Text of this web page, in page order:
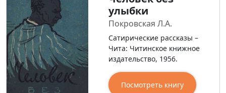
улыбки
Покровская Л.А.
Сатирические рассказы –
Чита: Читинское книжное
издательство, 1956.
Посмотреть книгу